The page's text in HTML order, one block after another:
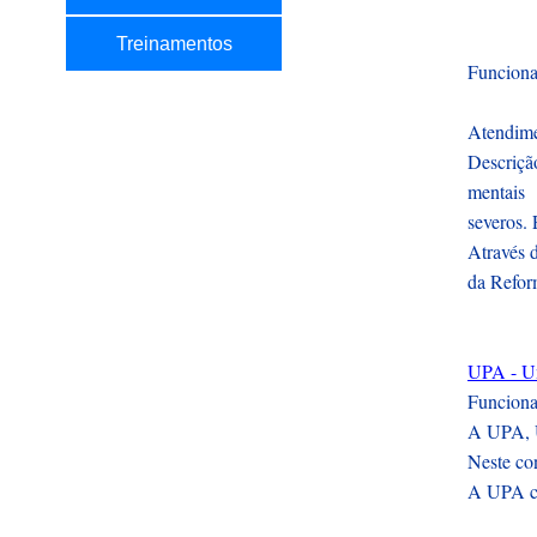
Treinamentos
mentais
severos.
Através
da
UPA -
A UPA,
Neste
A UPA